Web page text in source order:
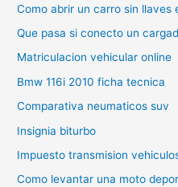
Como abrir un carro sin llaves
Que pasa si conecto un
Matriculacion vehicular online
Bmw 116i 2010 ficha tecnica
Comparativa neumaticos suv
Insignia biturbo
Impuesto transmision
Como levantar una moto